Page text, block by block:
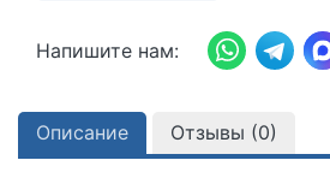
Напишите нам:
Описание Отзывы (0)